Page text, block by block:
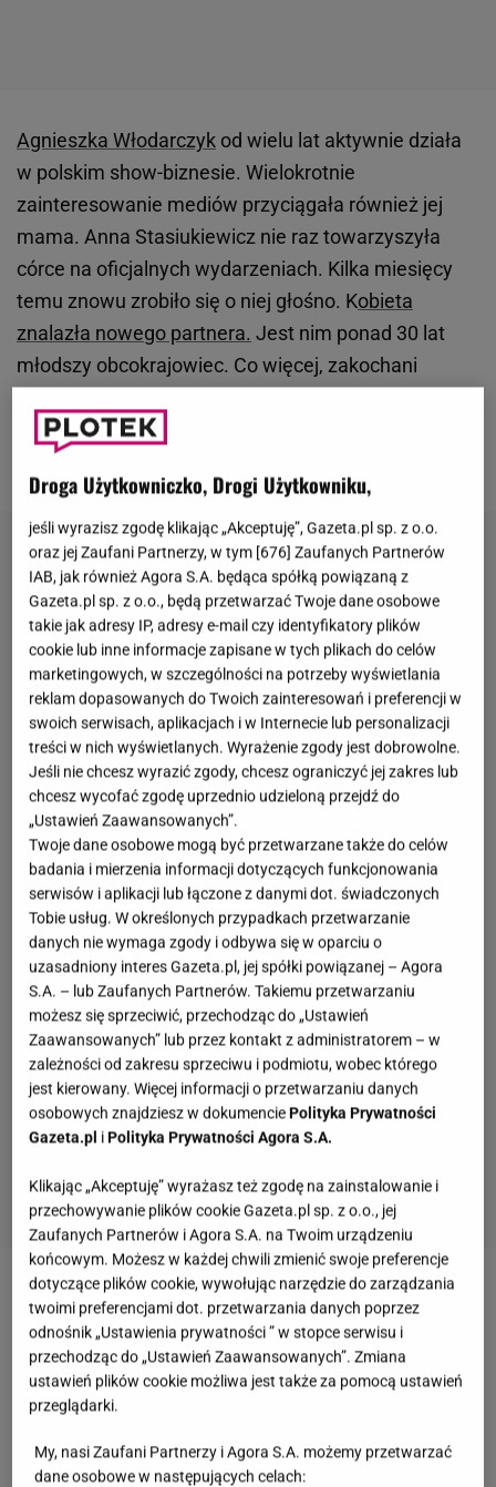
Agnieszka Włodarczyk od wielu lat aktywnie działa
w polskim show-biznesie. Wielokrotnie
zainteresowanie mediów przyciągała również jej
mama. Anna Stasiukiewicz nie raz towarzyszyła
córce na oficjalnych wydarzeniach. Kilka miesięcy
temu znowu zrobiło się o niej głośno. Kobieta
znalazła nowego partnera. Jest nim ponad 30 lat
młodszy obcokrajowiec. Co więcej, zakochani
Niedawno Stasiukiewicz obchodziła 63. urodziny. Jej
mąż przygotował niespodziankę.
Zobacz wideoMaja Ostaszewska grzmi na różnice
wieku wśród partnerów. Padły mocne słowa
Mama Agnieszki Włodarczyk skończyła 63 lata.
lat mąż
Droga Użytkowniczko, Drogi Użytkowniku,
jeśli wyrazisz zgodę klikając „Akceptuję”, Gazeta.pl sp. z o.o.
oraz jej Zaufani Partnerzy, w tym [676] Zaufanych Partnerów
IAB, jak również Agora S.A. będąca spółką powiązaną z
Gazeta.pl sp. z o.o., będą przetwarzać Twoje dane osobowe
takie jak adresy IP, adresy e-mail czy identyfikatory plików
cookie lub inne informacje zapisane w tych plikach do celów
marketingowych, w szczególności na potrzeby wyświetlania
reklam dopasowanych do Twoich zainteresowań i preferencji w
swoich serwisach, aplikacjach i w Internecie lub personalizacji
treści w nich wyświetlanych. Wyrażenie zgody jest dobrowolne.
Jeśli nie chcesz wyrazić zgody, chcesz ograniczyć jej zakres lub
chcesz wycofać zgodę uprzednio udzieloną przejdź do
„Ustawień Zaawansowanych”.
Twoje dane osobowe mogą być przetwarzane także do celów
badania i mierzenia informacji dotyczących funkcjonowania
serwisów i aplikacji lub łączone z danymi dot. świadczonych
Tobie usług. W określonych przypadkach przetwarzanie
danych nie wymaga zgody i odbywa się w oparciu o
uzasadniony interes Gazeta.pl, jej spółki powiązanej – Agora
S.A. – lub Zaufanych Partnerów. Takiemu przetwarzaniu
możesz się sprzeciwić, przechodząc do „Ustawień
Zaawansowanych” lub przez kontakt z administratorem – w
zależności od zakresu sprzeciwu i podmiotu, wobec którego
jest kierowany. Więcej informacji o przetwarzaniu danych
osobowych znajdziesz w dokumenciePolityka Prywatności
Gazeta.pl iPolityka Prywatności Agora S.A.
Klikając „Akceptuję” wyrażasz też zgodę na zainstalowanie i
przechowywanie plików cookie Gazeta.pl sp. z o.o., jej
Zaufanych Partnerów i Agora S.A. na Twoim urządzeniu
końcowym. Możesz w każdej chwili zmienić swoje preferencje
dotyczące plików cookie, wywołując narzędzie do zarządzania
twoimi preferencjami dot. przetwarzania danych poprzez
odnośnik „Ustawienia prywatności ” w stopce serwisu i
przechodząc do „Ustawień Zaawansowanych”. Zmiana
ustawień plików cookie możliwa jest także za pomocą ustawień
przeglądarki.
My, nasi Zaufani Partnerzy i Agora S.A. możemy przetwarzać
dane osobowe w następujących celach: